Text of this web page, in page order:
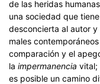
de las heridas
una sociedad que
desconcierta al autor
males
comparación y el
la impermanencia vital;
es posible un camino